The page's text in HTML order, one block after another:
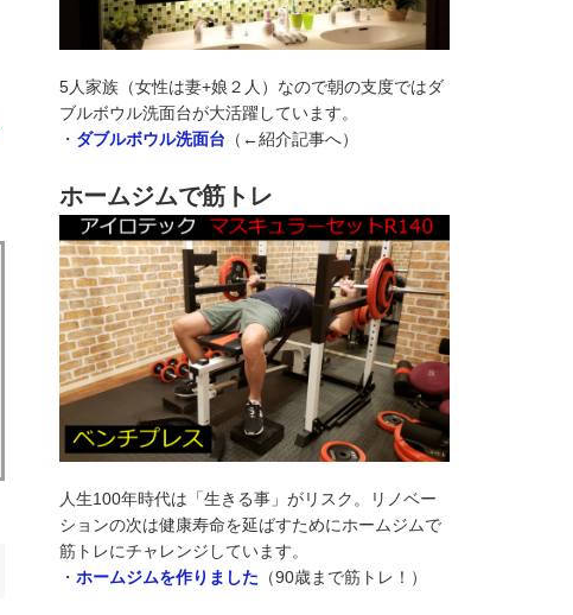
5人家族（女性は妻+娘２人）なので朝の支度ではダ
ブルボウル洗面台が大活躍しています。
・ ダブルボウル洗面台 （←紹介記事へ）
ホームジムで筋トレ
人生100年時代は「生きる事」がリスク。リノベー
ションの次は健康寿命を延ばすためにホームジムで
筋トレにチャレンジしています。
・ ホームジムを作りました （90歳まで筋トレ！）